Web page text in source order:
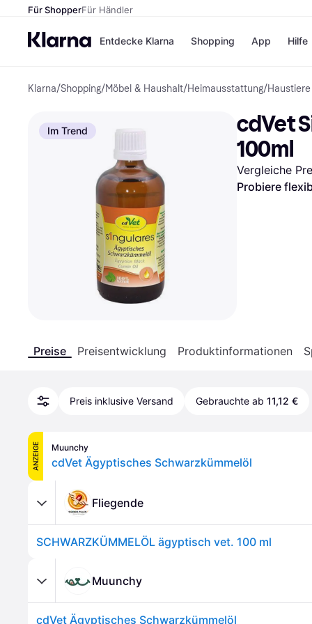
Für ShopperFür Händler
Entdecke Klarna
Zahlungsmethoden
Sofort bezahlen
Bezahle in 3
Teilzahlungen
Bezahle in bis zu 30
Ratenzahlung
Shopping
Shops
eBay
Temu
SHEIN
App Hilfe
Klarna/Shopping/Möbel & Haushalt/Heimausstattung/Haustiere
Im Trend
cdVet
100ml
Vergleiche
Probiere
Preise Preisentwicklung Produktinformationen
Preis inklusive Versand Gebrauchte ab 11,12 €
ANZEIGE Muunchy
cdVet Ägyptisches Schwarzkümmelöl
Fliegende
SCHWARZKÜMMELÖL ägyptisch vet. 100 ml
Muunchy
cdVet Ägyptisches Schwarzkümmelöl